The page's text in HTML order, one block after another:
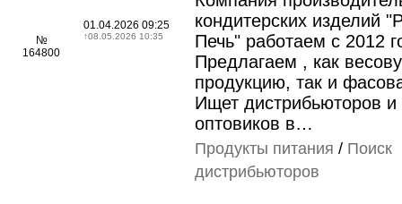
№
164800
01.04.2026 09:25
↑08.05.2026 10:35
кондитерских изделий
Печь" работаем с 2012
Предлагаем , как
продукцию, так и
Ищет дистрибьюторов и
оптовиков в…
Продукты питания / Поиск
дистрибьюторов